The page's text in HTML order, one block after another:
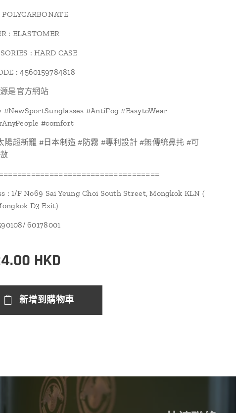
: ELASTOMER
: HARD CASE
: 4560159784818
是官方網站
#NewSportSunglasses #AntiFog #EasytoWear
#comfort
陽超新竉 #日本制造 #防霧 #專利設計 #無傳統鼻扥 #可
: 1/F No69 Sai Yeung Choi South Street, Mongkok KLN (
D3 Exit)
60178001
HKD
新增到購物車